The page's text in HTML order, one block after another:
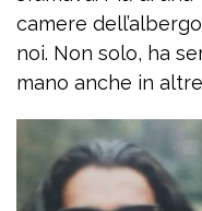
camere
noi. Non solo, ha
mano anche in altre